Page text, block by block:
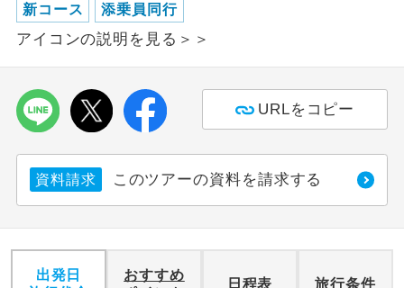
新コース 添乗員同行
アイコンの説明を見る＞＞
URLをコピー
資料請求 このツアーの資料を請求する
出発日
おすすめ
日程表 旅行条件
女性限定
女性限定でご参加いただけるコースで
ご参加にあたり年齢に制限があるコース
航空会社指定
利用航空会社が指定なので、ご出発の計
ホテル指定
ご紹介するホテルを指定したコースで
ス2席利用